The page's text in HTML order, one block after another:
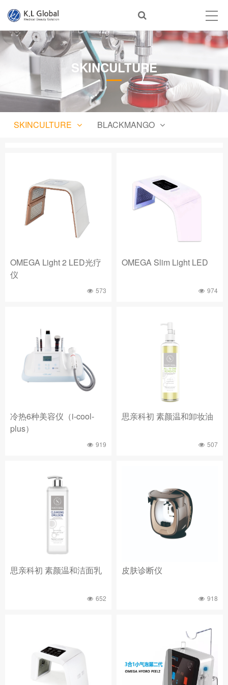
公司介绍
产品介绍
自主品牌
新闻动态
SKINCULTURE
SKINCULTURE BLACKMANGO
OMEGA Light 2 LED光疗
仪
573
OMEGA Slim Light LED
974
冷热6种美容仪（i-cool-
plus）
919
思亲科初 素颜温和卸妆油
507
思亲科初 素颜温和洁面乳
652
皮肤诊断仪
918